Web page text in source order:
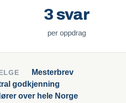
3 svar
per oppdrag
Mesterbrev
godkjenning
over hele Norge